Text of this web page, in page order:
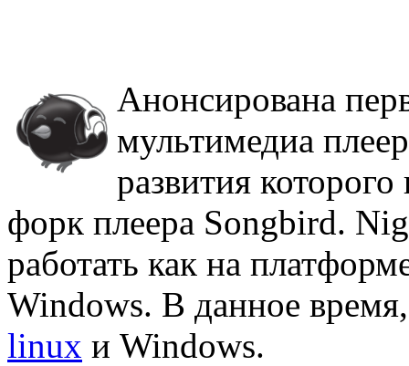
Анонсирована
мультимедиа
развития
форк плеера Songbird.
работать как на
Windows. В данное
linux и Windows.